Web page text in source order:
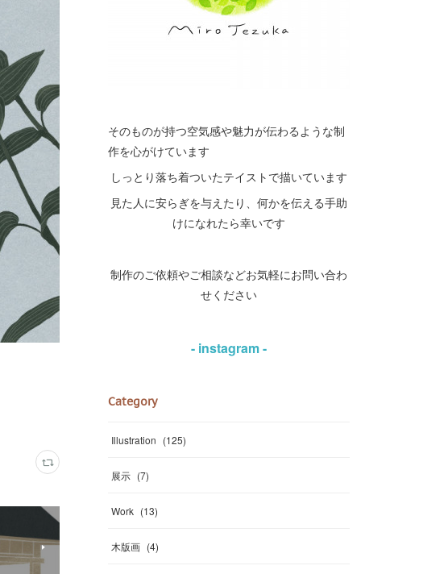
そのものが持つ空気感や魅力が伝わるような制
作を心がけています
しっとり落ち着ついたテイストで描いています
見た人に安らぎを与えたり、何かを伝える手助
けになれたら幸いです
制作のご依頼やご相談などお気軽にお問い合わ
せください
- instagram -
Category
Illustration (125)
展示 (7)
Work (13)
木版画 (4)